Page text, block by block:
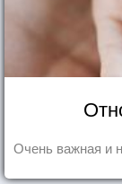
Очень важная и